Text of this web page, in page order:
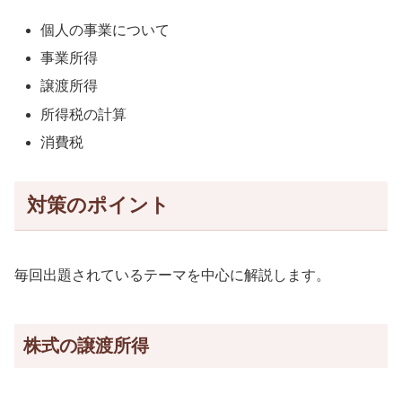
個人の事業について
事業所得
譲渡所得
所得税の計算
消費税
対策のポイント
毎回出題されているテーマを中心に解説します。
株式の譲渡所得